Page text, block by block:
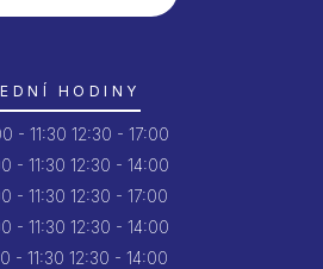
HODINY
- 11:30 12:30 - 17:00
- 11:30 12:30 - 14:00
- 11:30 12:30 - 17:00
- 11:30 12:30 - 14:00
- 11:30 12:30 - 14:00